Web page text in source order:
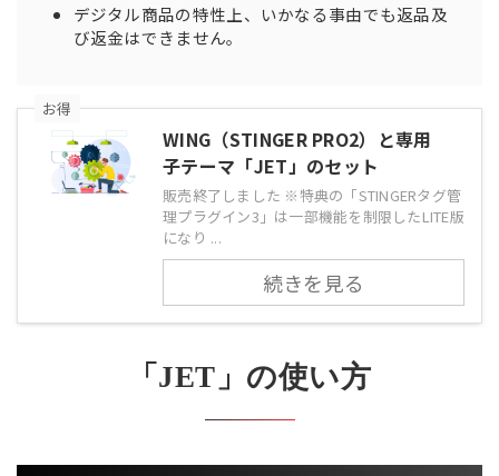
デジタル商品の特性上、いかなる事由でも返品及
び返金はできません。
お得
WING（STINGER PRO2）と専用
子テーマ「JET」のセット
販売終了しました ※特典の「STINGERタグ管
理プラグイン3」は一部機能を制限したLITE版
になり ...
続きを見る
「JET」の使い方